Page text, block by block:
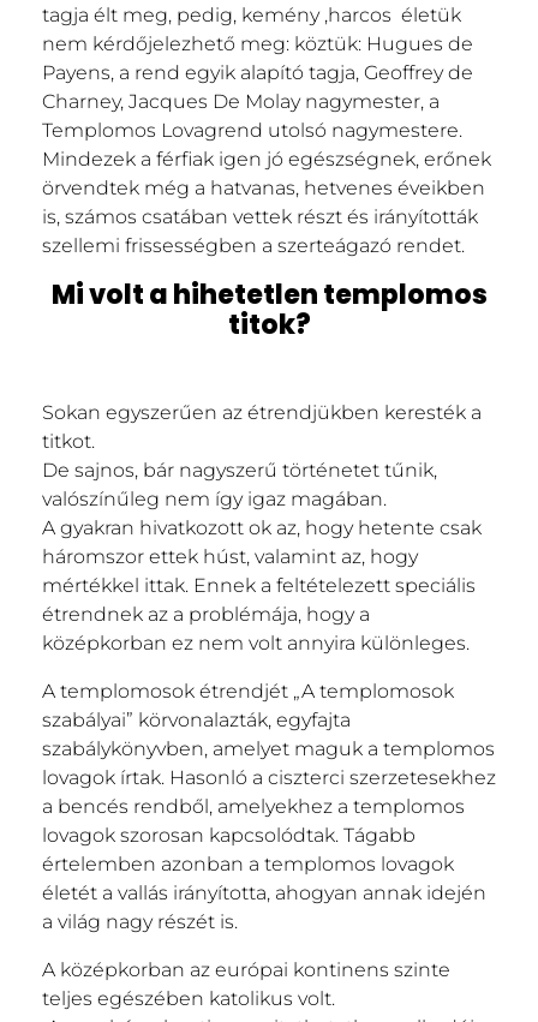
tagja élt meg, pedig, kemény ,harcos életük
nem kérdőjelezhető meg: köztük: Hugues de
Payens, a rend egyik alapító tagja, Geoffrey de
Charney, Jacques De Molay nagymester, a
Templomos Lovagrend utolsó nagymestere.
Mindezek a férfiak igen jó egészségnek, erőnek
örvendtek még a hatvanas, hetvenes éveikben
is, számos csatában vettek részt és irányították
szellemi frissességben a szerteágazó rendet.
Mi volt a hihetetlen templomos
titok?
Sokan egyszerűen az étrendjükben keresték a
titkot.
De sajnos, bár nagyszerű történetet tűnik,
valószínűleg nem így igaz magában.
A gyakran hivatkozott ok az, hogy hetente csak
háromszor ettek húst, valamint az, hogy
mértékkel ittak. Ennek a feltételezett speciális
étrendnek az a problémája, hogy a
középkorban ez nem volt annyira különleges.
A templomosok étrendjét „A templomosok
szabályai” körvonalazták, egyfajta
szabálykönyvben, amelyet maguk a templomos
lovagok írtak. Hasonló a ciszterci szerzetesekhez
a bencés rendből, amelyekhez a templomos
lovagok szorosan kapcsolódtak. Tágabb
értelemben azonban a templomos lovagok
életét a vallás irányította, ahogyan annak idején
a világ nagy részét is.
A középkorban az európai kontinens szinte
teljes egészében katolikus volt.